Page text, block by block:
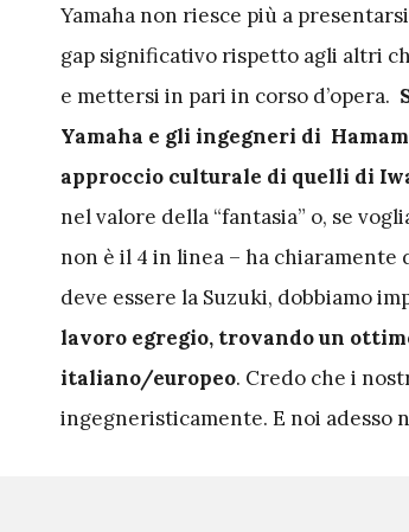
Yamaha non riesce più a
gap significativo rispetto agli altri
e mettersi in pari in corso d’opera.
Yamaha e gli ingegneri di
approccio culturale di quelli di
nel valore della “fantasia” o, se
non è il 4 in linea – ha
deve essere la Suzuki, dobbiamo
lavoro egregio, trovando un
italiano/europeo. Credo che i
ingegneristicamente. E noi adesso